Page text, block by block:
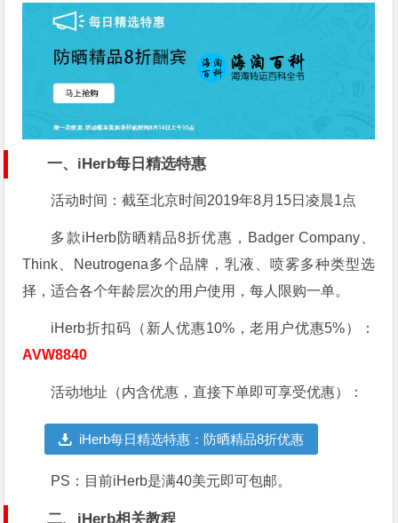
一、iHerb每日精选特惠
活动时间：截至北京时间2019年8月15日凌晨1点
多款iHerb防晒精品8折优惠，Badger Company、
Think、Neutrogena多个品牌，乳液、喷雾多种类型选
择，适合各个年龄层次的用户使用，每人限购一单。
iHerb折扣码（新人优惠10%，老用户优惠5%）：
AVW8840
活动地址（内含优惠，直接下单即可享受优惠）：
iHerb每日精选特惠：防晒精品8折优惠
PS：目前iHerb是满40美元即可包邮。
二、iHerb相关教程